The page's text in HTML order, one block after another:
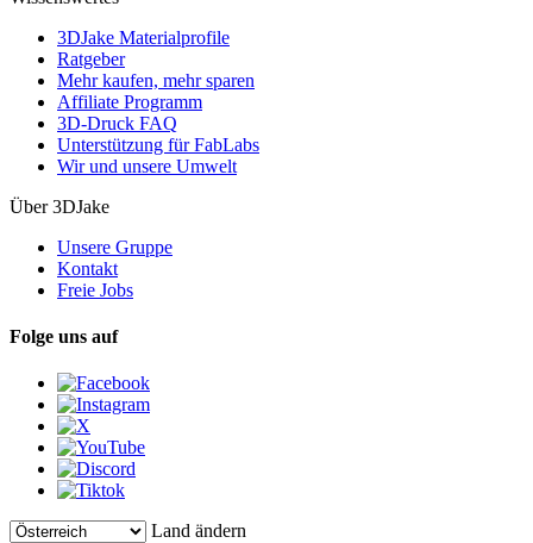
3DJake Materialprofile
Ratgeber
Mehr kaufen, mehr sparen
Affiliate Programm
3D-Druck FAQ
Unterstützung für FabLabs
Wir und unsere Umwelt
Über 3DJake
Unsere Gruppe
Kontakt
Freie Jobs
Folge uns auf
Land ändern